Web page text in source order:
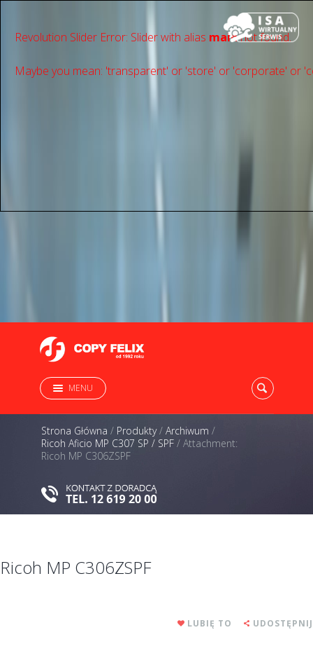
Revolution Slider Error: Slider with alias mainnot found.
Maybe you mean: 'transparent' or 'store' or 'сorporate' or
MENU
Strona Główna / Produkty/ Archiwum /
Ricoh Aficio MP C307 SP / SPF / Attachment:
Ricoh MP C306ZSPF
Ricoh MP C306ZSPF
LUBIĘ TO UDOSTĘPNIJ